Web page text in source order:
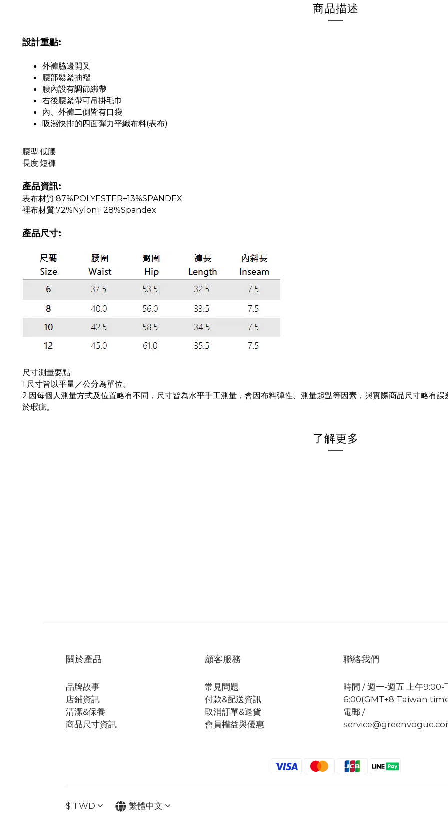
商品描述
設計重點:
外褲脇邊開叉
腰部鬆緊抽褶
腰內設有調節綁帶
右後腰緊帶可吊掛毛巾
內、外褲二側皆有口袋
吸濕快排的四面彈力平織布料(表布)
腰型:低腰
長度:短褲
產品資訊:
表布材質:87%POLYESTER+13%SPANDEX
裡布材質:72%Nylon+ 28%Spandex
產品尺寸:
尺寸測量要點:
1.尺寸皆以平量／公分為單位。
2.因每個人測量方式及位置略有不同，尺寸皆為水平手工測量，會因布料彈性、測量起點等因素，與實際商品尺寸略有
於瑕疵。
了解更多
關於產品
品牌故事
店鋪資訊
清潔&保養
商品尺寸資訊
顧客服務
常見問題
付款&配送資訊
取消訂單&退貨
會員權益與優惠
聯絡我們
時間 / 週一-週五 上午9:00-
6:00(GMT+8 Taiwan
電郵 /
$ TWD 繁體中文